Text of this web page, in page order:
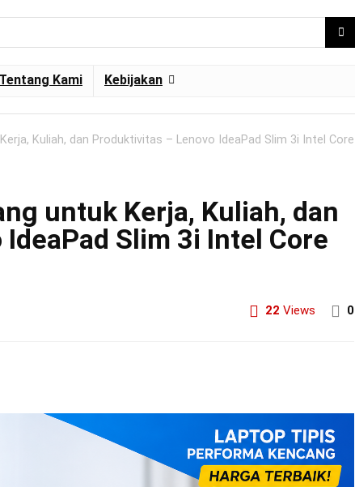
Kami Kebijakan
Kuliah, dan Produktivitas – Lenovo IdeaPad Slim 3i Intel Core
untuk Kerja, Kuliah, dan
Slim 3i Intel Core
22 Views 0